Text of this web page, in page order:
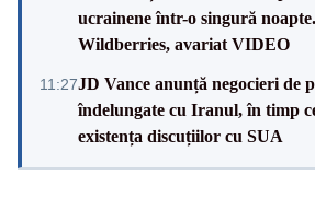
ucrainene într-o singură
Wildberries, avariat VIDEO
11:27JD Vance anunță negocieri de
îndelungate cu Iranul, în timp
existența discuțiilor cu SUA